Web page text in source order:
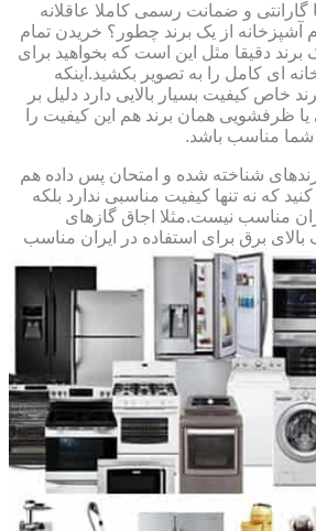
گارانتی و ضمانت رسمی کاملا عاقلانه
آشپزخانه از یک برند چطور؟ خریدن تمام
برند دقیقا مثل این است که بخواهید برای
ای کامل را به تصویر بکشید.اینکه
خاص کیفیت بسیار بالایی دارد دلیل بر
ظرفشویی همان برند هم این کیفیت را
شما مناسب باشد.
شناخته شده و امتحان پس داده هم
که نه تنها کیفیت مناسبی ندارد بلکه
مناسب نیست.مثلا اجاق گازهای
برق برای استفاده در ایران مناسب